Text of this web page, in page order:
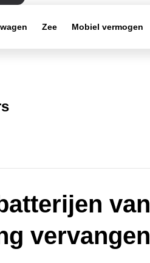
Zee Mobiel vermogen
van
vervangen